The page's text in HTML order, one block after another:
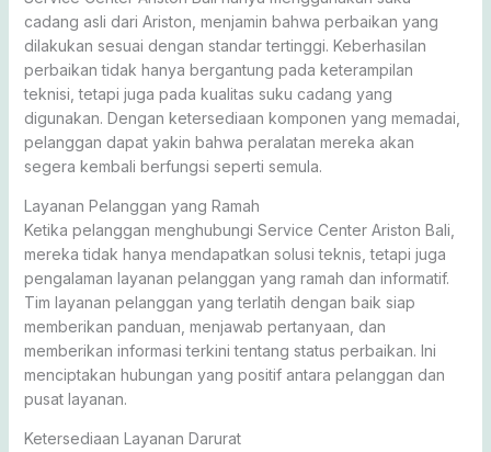
cadang asli dari Ariston, menjamin bahwa perbaikan yang
dilakukan sesuai dengan standar tertinggi. Keberhasilan
perbaikan tidak hanya bergantung pada keterampilan
teknisi, tetapi juga pada kualitas suku cadang yang
digunakan. Dengan ketersediaan komponen yang memadai,
pelanggan dapat yakin bahwa peralatan mereka akan
segera kembali berfungsi seperti semula.
Layanan Pelanggan yang Ramah
Ketika pelanggan menghubungi Service Center Ariston Bali,
mereka tidak hanya mendapatkan solusi teknis, tetapi juga
pengalaman layanan pelanggan yang ramah dan informatif.
Tim layanan pelanggan yang terlatih dengan baik siap
memberikan panduan, menjawab pertanyaan, dan
memberikan informasi terkini tentang status perbaikan. Ini
menciptakan hubungan yang positif antara pelanggan dan
pusat layanan.
Ketersediaan Layanan Darurat